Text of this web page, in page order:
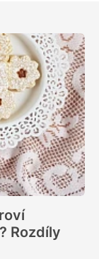
Rozdíly